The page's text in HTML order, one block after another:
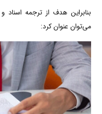
بنابراین هدف از ترجمه
می‌توان عنوان کرد: